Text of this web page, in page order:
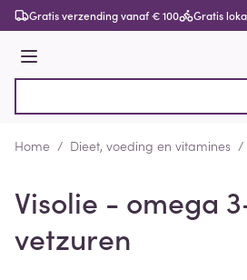
Ga naar de inhoud
Gratis verzending vanaf € 100 Gratis
Menu
Home / Dieet, voeding en vitamines /
Visolie - omega
vetzuren